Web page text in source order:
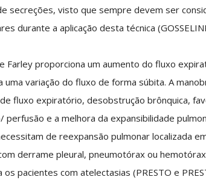
secreções, visto que sempre devem ser
durante a aplicação desta técnica
Farley proporciona um aumento do fluxo
uma variação do fluxo de forma súbita. A
fluxo expiratório, desobstrução brônquica,
perfusão e a melhora da expansibilidade
de reexpansão pulmonar localizada
derrame pleural, pneumotórax ou
pacientes com atelectasias (PRESTO e